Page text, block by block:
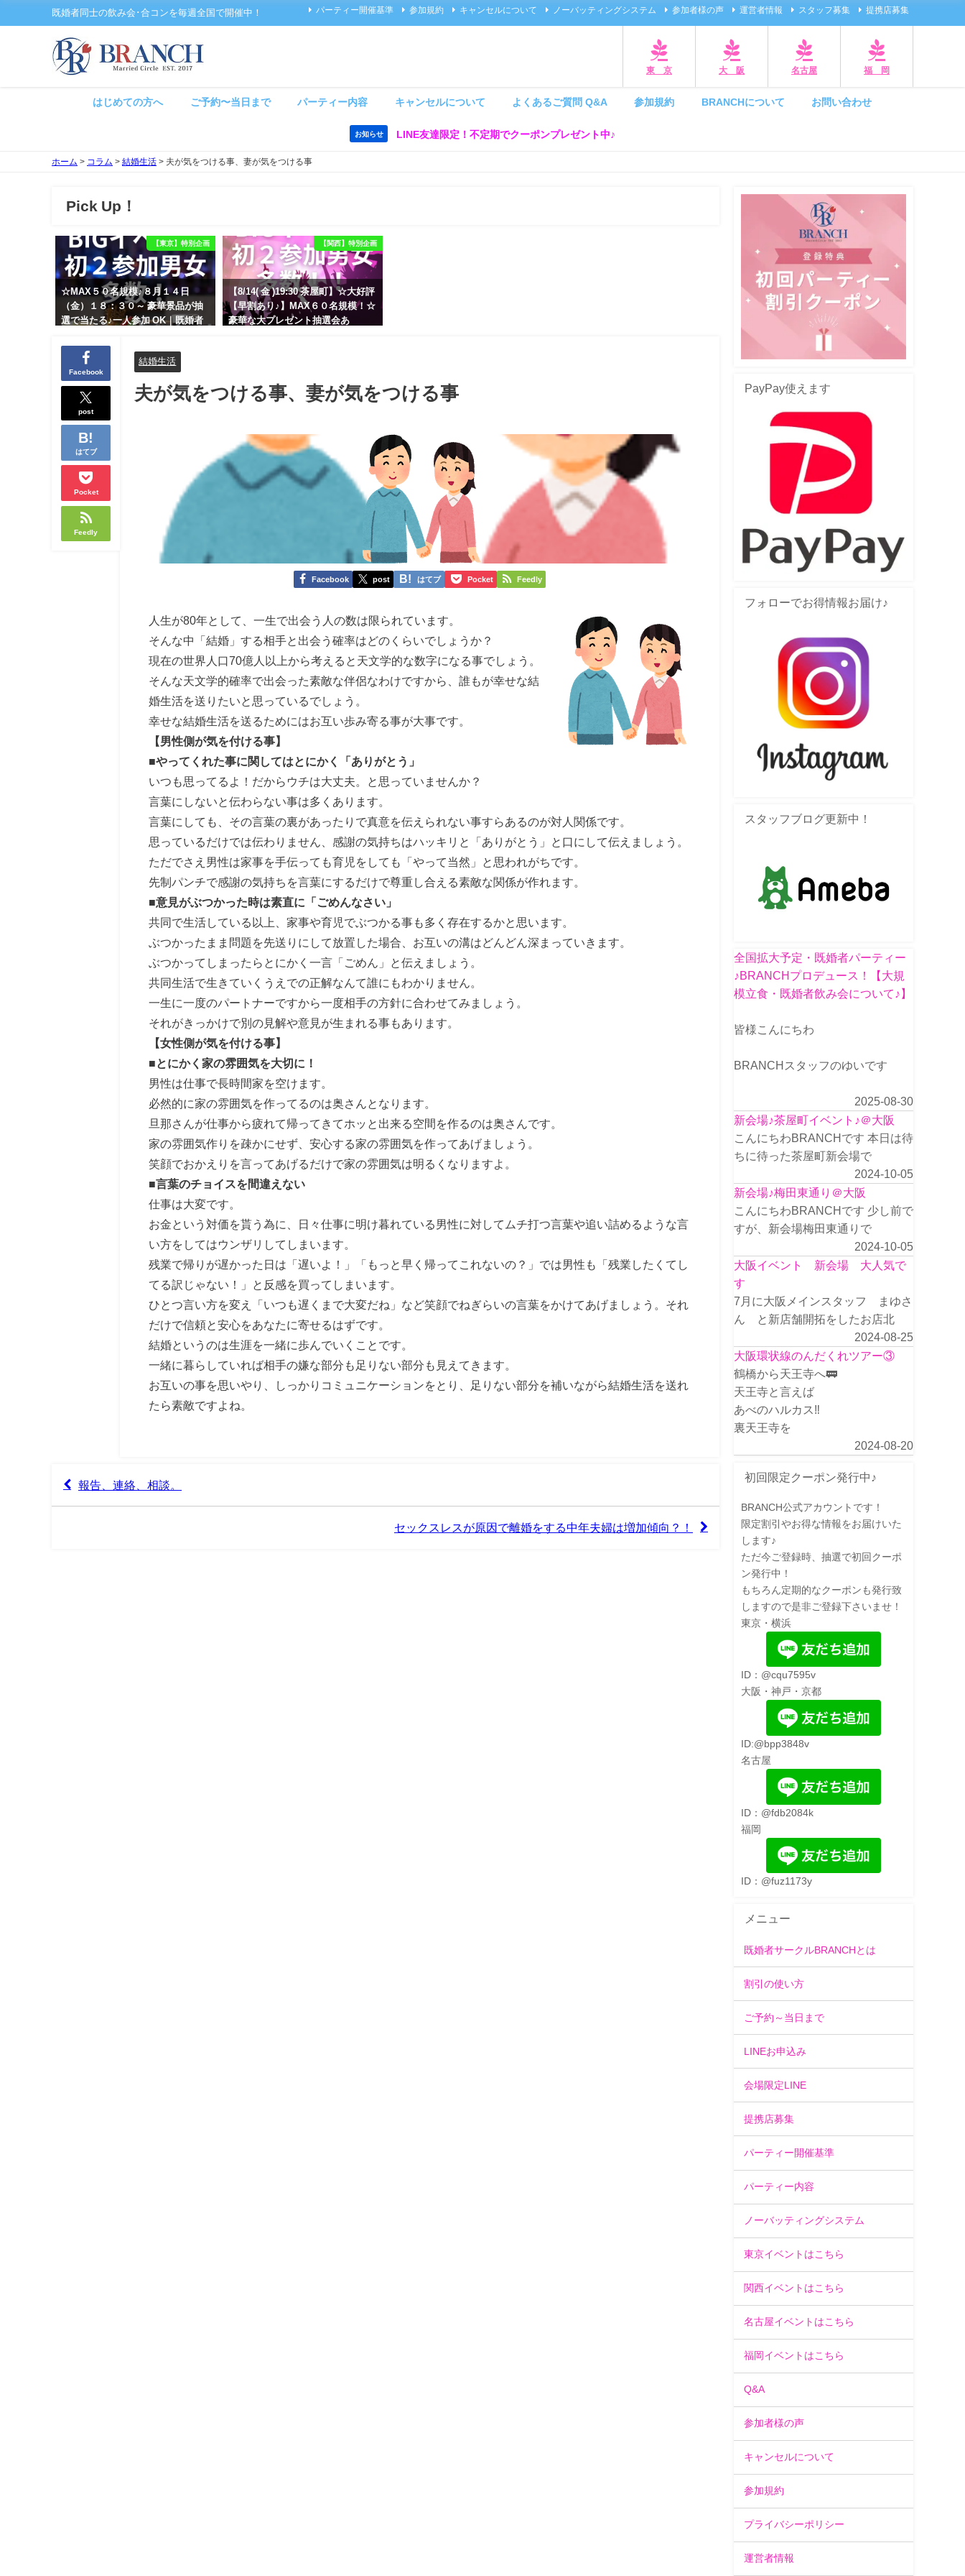
既婚者同士の飲み会･合コンを毎週全国で開催中！ パーティー開催基準 参加規約 キャンセルについて ノーバッティングシステム 参加者様の声 運営者情報 スタッフ募集 提携店募集
東 京 大 阪 名古屋 福 岡
はじめての方へ ご予約〜当日まで パーティー内容 キャンセルについて よくあるご質問 Q&A 参加規約 BRANCHについて お問い合わせ
お知らせ LINE友達限定！不定期でクーポンプレゼント中♪
ホーム > コラム > 結婚生活 > 夫が気をつける事、妻が気をつける事
Pick Up！
【東京】特別企画
☆MAX５０名規模♪８月１４日
（金）１８：３０～ 豪華景品が抽
選で当たる♪一人参加 OK｜既婚者
余裕のある健康的なオシャレ男性
と美容好きで優しさのある大人女
性の既婚者限定ビッグパーティー♪
＠池袋】
【関西】特別企画
【8/14( 金 )19:30 茶屋町】☆大好評
【早割あり♪】MAX６０名規模！☆
豪華な大プレゼント抽選会あ
Facebook
post
はてブ
Pocket
Feedly
結婚生活
夫が気をつける事、妻が気をつける事
Facebook post はてブ Pocket Feedly
人生が80年として、一生で出会う人の数は限られています。
そんな中「結婚」する相手と出会う確率はどのくらいでしょうか？
現在の世界人口70億人以上から考えると天文学的な数字になる事でしょう。
そんな天文学的確率で出会った素敵な伴侶なわけですから、誰もが幸せな結
婚生活を送りたいと思っているでしょう。
幸せな結婚生活を送るためにはお互い歩み寄る事が大事です。
【男性側が気を付ける事】
■やってくれた事に関してはとにかく「ありがとう」
いつも思ってるよ！だからウチは大丈夫。と思っていませんか？
言葉にしないと伝わらない事は多くあります。
言葉にしても、その言葉の裏があったりで真意を伝えられない事すらあるのが対人関係です。
思っているだけでは伝わりません、感謝の気持ちはハッキリと「ありがとう」と口にして伝えましょう。
ただでさえ男性は家事を手伝っても育児をしても「やって当然」と思われがちです。
先制パンチで感謝の気持ちを言葉にするだけで尊重し合える素敵な関係が作れます。
■意見がぶつかった時は素直に「ごめんなさい」
共同で生活している以上、家事や育児でぶつかる事も多く存在するかと思います。
ぶつかったまま問題を先送りにして放置した場合、お互いの溝はどんどん深まっていきます。
ぶつかってしまったらとにかく一言「ごめん」と伝えましょう。
共同生活で生きていくうえでの正解なんて誰にもわかりません。
一生に一度のパートナーですから一度相手の方針に合わせてみましょう。
それがきっかけで別の見解や意見が生まれる事もあります。
【女性側が気を付ける事】
■とにかく家の雰囲気を大切に！
男性は仕事で長時間家を空けます。
必然的に家の雰囲気を作ってるのは奥さんとなります。
旦那さんが仕事から疲れて帰ってきてホッと出来る空間を作るのは奥さんです。
家の雰囲気作りを疎かにせず、安心する家の雰囲気を作ってあげましょう。
笑顔でおかえりを言ってあげるだけで家の雰囲気は明るくなりますよ。
■言葉のチョイスを間違えない
仕事は大変です。
お金という対価を貰う為に、日々仕事に明け暮れている男性に対してムチ打つ言葉や追い詰めるような言
い方をしてはウンザリしてしまいます。
残業で帰りが遅かった日は「遅いよ！」「もっと早く帰ってこれないの？」では男性も「残業したくてし
てる訳じゃない！」と反感を買ってしまいます。
ひとつ言い方を変え「いつも遅くまで大変だね」など笑顔でねぎらいの言葉をかけてあげましょう。それ
だけで信頼と安心をあなたに寄せるはずです。
結婚というのは生涯を一緒に歩んでいくことです。
一緒に暮らしていれば相手の嫌な部分も足りない部分も見えてきます。
お互いの事を思いやり、しっかりコミュニケーションをとり、足りない部分を補いながら結婚生活を送れ
たら素敵ですよね。
報告、連絡、相談。
セックスレスが原因で離婚をする中年夫婦は増加傾向？！
PayPay使えます
フォローでお得情報お届け♪
スタッフブログ更新中！
全国拡大予定・既婚者パーティー
♪BRANCHプロデュース！【大規
模立食・既婚者飲み会について♪】
皆様こんにちわ
BRANCHスタッフのゆいです
2025-08-30
新会場♪茶屋町イベント♪＠大阪
こんにちわBRANCHです 本日は待
ちに待った茶屋町新会場で
2024-10-05
新会場♪梅田東通り＠大阪
こんにちわBRANCHです 少し前で
すが、新会場梅田東通りで
2024-10-05
大阪イベント 新会場 大人気で
す
7月に大阪メインスタッフ まゆさ
ん と新店舗開拓をしたお店北
2024-08-25
大阪環状線のんだくれツアー③
鶴橋から天王寺へ🚃
天王寺と言えば
あべのハルカス‼️
裏天王寺を
2024-08-20
初回限定クーポン発行中♪
BRANCH公式アカウントです！
限定割引やお得な情報をお届けいた
します♪
ただ今ご登録時、抽選で初回クーポ
ン発行中！
もちろん定期的なクーポンも発行致
しますので是非ご登録下さいませ！
東京・横浜
ID：@cqu7595v
大阪・神戸・京都
ID:@bpp3848v
名古屋
ID：@fdb2084k
福岡
ID：@fuz1173y
メニュー
既婚者サークルBRANCHとは
割引の使い方
ご予約～当日まで
LINEお申込み
会場限定LINE
提携店募集
パーティー開催基準
パーティー内容
ノーバッティングシステム
東京イベントはこちら
関西イベントはこちら
名古屋イベントはこちら
福岡イベントはこちら
Q&A
参加者様の声
キャンセルについて
参加規約
プライバシーポリシー
運営者情報